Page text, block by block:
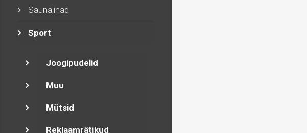
Saunalinad
Sport
Joogipudelid
Muu
Mütsid
Reklaamrätikud